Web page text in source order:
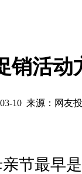
销活动
10 来源：网友
节最早是